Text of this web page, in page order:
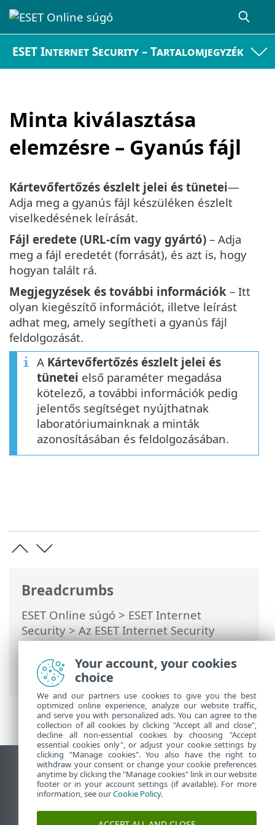
ESET Internet Security – Tartalomjegyzék
Minta kiválasztása
elemzésre – Gyanús fájl
Breadcrumbs
ESET Online súgó > ESET Internet
Security>Az ESET Internet Security
használata>Eszközök>Minta
kiválasztása elemzésre> Minta
kiválasztása elemzésre – Gyanús fájl
Kártevőfertőzés észlelt jelei és tünetei—
Adja meg a gyanús fájl készüléken észlelt
viselkedésének leírását.
Fájl eredete (URL-cím vagy gyártó) – Adja
meg a fájl eredetét (forrását), és azt is, hogy
hogyan talált rá.
Megjegyzések és további információk – Itt
olyan kiegészítő információt, illetve leírást
adhat meg, amely segítheti a gyanús fájl
feldolgozását.
A Kártevőfertőzés észlelt jelei és
tünetei első paraméter megadása
kötelező, a további információk pedig
jelentős segítséget nyújthatnak
laboratóriumainknak a minták
azonosításában és feldolgozásában.
Asztali webhely megtekintése
End of Life
Az ESET tudásbázisa
ESET Fórum
Your account, your cookies
choice
We and our partners use cookies to give you the best
optimized online experience, analyze our website traffic,
and serve you with personalized ads. You can agree to the
collection of all cookies by clicking "Accept all and close",
decline all non-essential cookies by choosing "Accept
essential cookies only", or adjust your cookie settings by
clicking "Manage cookies". You also have the right to
withdraw your consent or change your cookie preferences
anytime by clicking the "Manage cookies" link in our website
footer or in your account settings (if available). For more
information, see ourCookie Policy.